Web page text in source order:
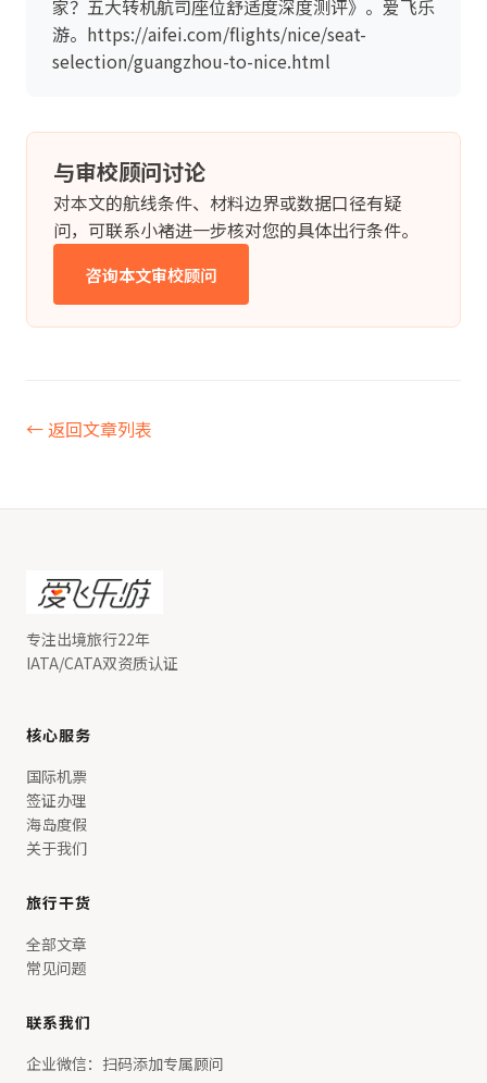
家？五大转机航司座位舒适度深度测评》。爱飞乐
游。https://aifei.com/flights/nice/seat-
selection/guangzhou-to-nice.html
与审校顾问讨论
对本文的航线条件、材料边界或数据口径有疑
问，可联系小褚进一步核对您的具体出行条件。
咨询本文审校顾问
← 返回文章列表
专注出境旅行22年
IATA/CATA双资质认证
核心服务
国际机票
签证办理
海岛度假
关于我们
旅行干货
全部文章
常见问题
联系我们
企业微信：扫码添加专属顾问